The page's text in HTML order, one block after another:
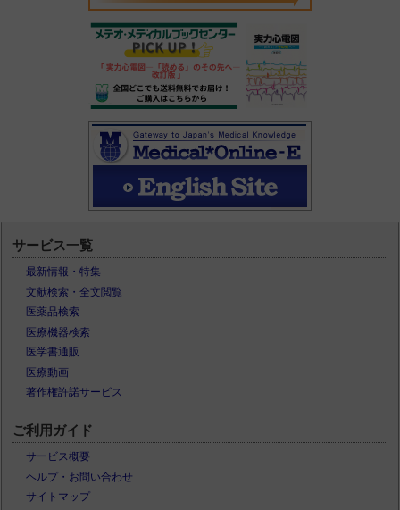
サービス一覧
最新情報・特集
文献検索・全文閲覧
医薬品検索
医療機器検索
医学書通販
医療動画
著作権許諾サービス
ご利用ガイド
サービス概要
ヘルプ・お問い合わせ
サイトマップ